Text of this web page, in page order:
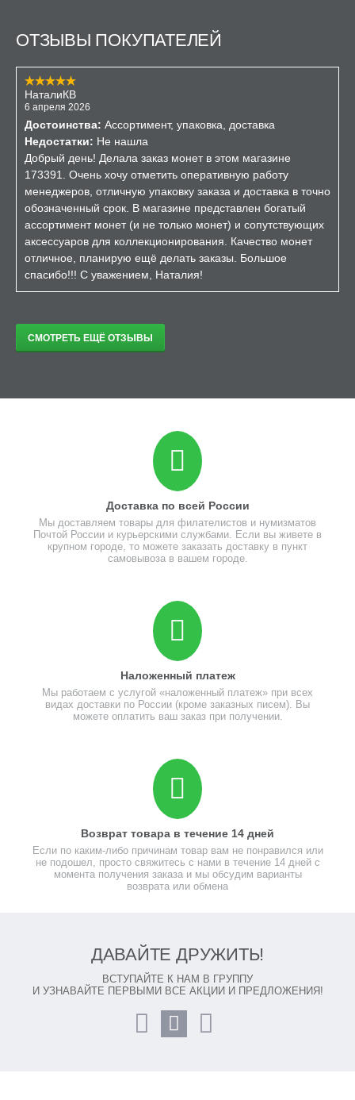
ОТЗЫВЫ ПОКУПАТЕЛЕЙ
НаталиКВ
6 апреля 2026
Достоинства: Ассортимент, упаковка, доставка
Недостатки: Не нашла
Добрый день! Делала заказ монет в этом магазине
173391. Очень хочу отметить оперативную работу
менеджеров, отличную упаковку заказа и доставка в точно
обозначенный срок. В магазине представлен богатый
ассортимент монет (и не только монет) и сопутствующих
аксессуаров для коллекционирования. Качество монет
отличное, планирую ещё делать заказы. Большое
спасибо!!! С уважением, Наталия!
СМОТРЕТЬ ЕЩЁ ОТЗЫВЫ
Доставка по всей России
Мы доставляем товары для филателистов и нумизматов
Почтой России и курьерскими службами. Если вы живете в
крупном городе, то можете заказать доставку в пункт
самовывоза в вашем городе.
Наложенный платеж
Мы работаем с услугой «наложенный платеж» при всех
видах доставки по России (кроме заказных писем). Вы
можете оплатить ваш заказ при получении.
Возврат товара в течение 14 дней
Если по каким-либо причинам товар вам не понравился или
не подошел, просто свяжитесь с нами в течение 14 дней с
момента получения заказа и мы обсудим варианты
возврата или обмена
ДАВАЙТЕ ДРУЖИТЬ!
ВСТУПАЙТЕ К НАМ В ГРУППУ
И УЗНАВАЙТЕ ПЕРВЫМИ ВСЕ АКЦИИ И ПРЕДЛОЖЕНИЯ!